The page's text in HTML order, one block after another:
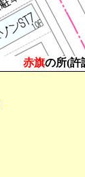
赤旗の所(許